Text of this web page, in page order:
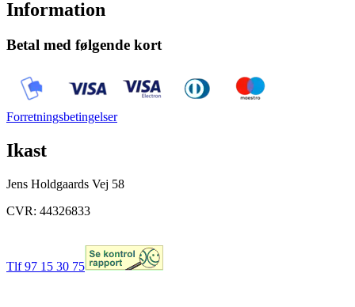
Information
Betal med følgende kort
Forretningsbetingelser
Ikast
Jens Holdgaards Vej 58
CVR: 44326833
Tlf 97 15 30 75